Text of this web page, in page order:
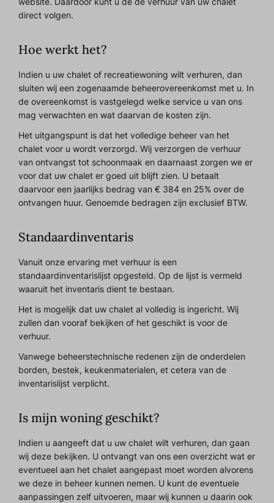
direct volgen.
Hoe werkt het?
Indien u uw chalet of recreatiewoning wilt verhuren, dan
sluiten wij een zogenaamde beheerovereenkomst met u. In
de overeenkomst is vastgelegd welke service u van ons
mag verwachten en wat daarvan de kosten zijn.
Het uitgangspunt is dat het volledige beheer van het
chalet voor u wordt verzorgd. Wij verzorgen de verhuur
van ontvangst tot schoonmaak en daarnaast zorgen we er
voor dat uw chalet er goed uit blijft zien. U betaalt
daarvoor een jaarlijks bedrag van € 384 en 25% over de
ontvangen huur. Genoemde bedragen zijn exclusief BTW.
Standaardinventaris
Vanuit onze ervaring met verhuur is een
standaardinventarislijst opgesteld. Op de lijst is vermeld
waaruit het inventaris dient te bestaan.
Het is mogelijk dat uw chalet al volledig is ingericht. Wij
zullen dan vooraf bekijken of het geschikt is voor de
verhuur.
Vanwege beheerstechnische redenen zijn de onderdelen
borden, bestek, keukenmaterialen, et cetera van de
inventarislijst verplicht.
Is mijn woning geschikt?
Indien u aangeeft dat u uw chalet wilt verhuren, dan gaan
wij deze bekijken. U ontvangt van ons een overzicht wat er
eventueel aan het chalet aangepast moet worden alvorens
we deze in beheer kunnen nemen. U kunt de eventuele
aanpassingen zelf uitvoeren, maar wij kunnen u daarin ook